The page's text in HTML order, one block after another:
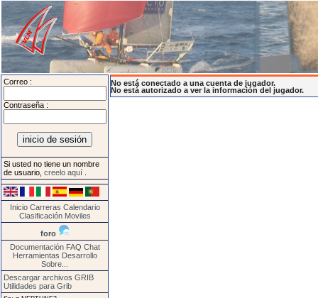
Correo :
Contraseña :
Si usted no tiene un nombre
de usuario, creelo aquí
Inicio Carreras Calendario
Clasificación Moviles
foro
Documentación FAQ Chat
Herramientas Desarrollo
Sobre...
Descargar archivos GRIB
Utilidades para Grib
No está conectado a una cuenta de jugador.
No está autorizado a ver la información del jugador.